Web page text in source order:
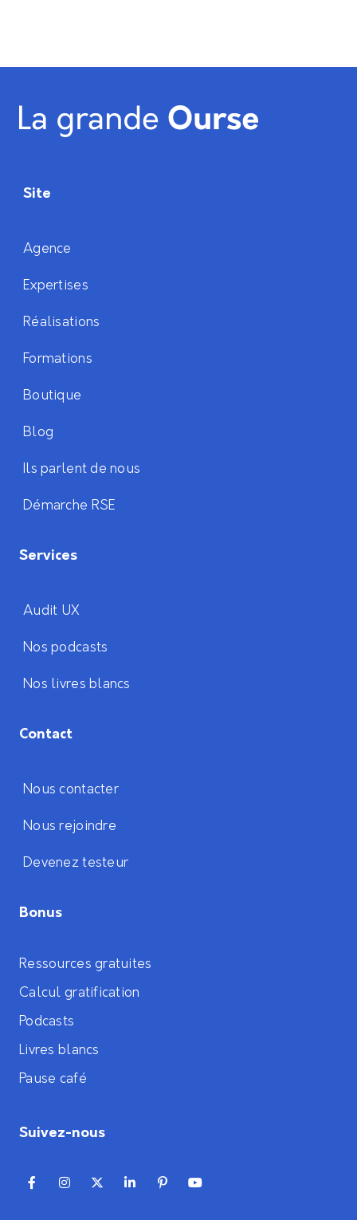
Site
Agence
Expertises
Réalisations
Formations
Boutique
Blog
Ils parlent de nous
Démarche RSE
Services
Audit UX
Nos podcasts
Nos livres blancs
Contact
Nous contacter
Nous rejoindre
Devenez testeur
Bonus
Ressources gratuites
Calcul gratification
Podcasts
Livres blancs
Pause café
Suivez-nous